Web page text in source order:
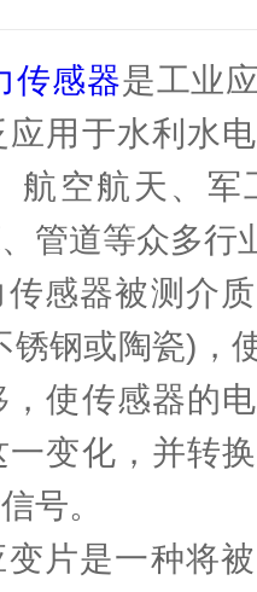
传感器是工业
应用于水利水
航空航天、
管道等众多行
器被测介质
锈钢或陶瓷)，
，使传感器的
一变化，并转
号。
是一种将被